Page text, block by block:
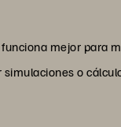
mejor para
o